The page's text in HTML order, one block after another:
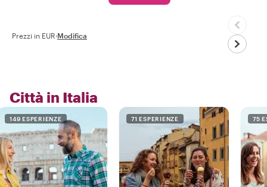
Prezzi in EUR·Modifica
Città in Italia
149 ESPERIENZE 71 ESPERIENZE 75